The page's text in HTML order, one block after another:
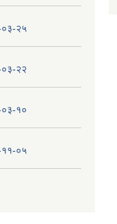
०३-२५
०३-२२
०३-१०
११-०५